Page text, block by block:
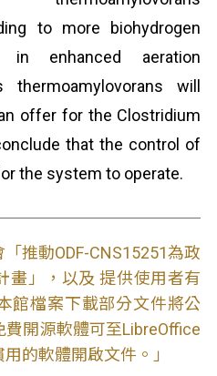
to more biohydrogen
in enhanced aeration
will
offer for the Clostridium
that the control of
the system to operate.
推動ODF-CNS15251為政
畫」，以及 提供使用者有
館檔案下載部分文件將公
費開源軟體可至LibreOffice
的軟體開啟文件。」